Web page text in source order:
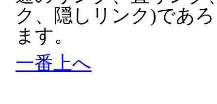
ク、隠しリンク)であ
ます。
一番上へ